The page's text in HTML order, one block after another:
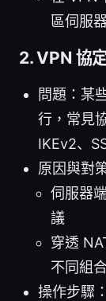
區伺服
2. VPN 協
問題：某
行，常見
IKEv2、
原因與對
伺服器
議
穿透
不同組
操作步驟：